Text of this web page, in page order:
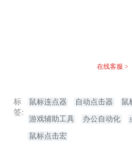
在线客服 >
标
签:
鼠标连点器 自动点击器 鼠
游戏辅助工具 办公自动化
鼠标点击宏